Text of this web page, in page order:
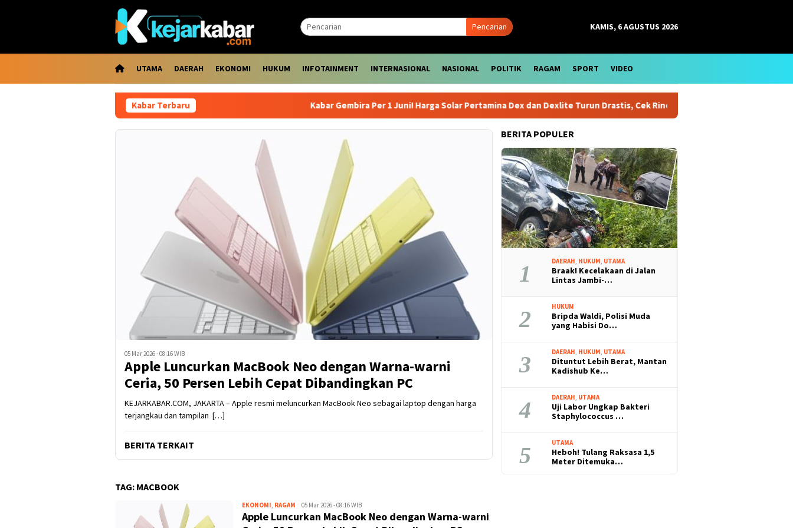
Pencarian KAMIS, 6 AGUSTUS 2026
UTAMA DAERAH EKONOMI HUKUM INFOTAINMENT INTERNASIONAL NASIONAL POLITIK RAGAM SPORT VIDEO
Kabar Terbaru Kabar Gembira Per 1 Juni! Harga Solar Pertamina Dex dan Dexlite Turun Drastis, Cek Rinciannya
05 Mar 2026 - 08:16 WIB
Apple Luncurkan MacBook Neo dengan Warna-warni
Ceria, 50 Persen Lebih Cepat Dibandingkan PC
KEJARKABAR.COM, JAKARTA – Apple resmi meluncurkan MacBook Neo sebagai laptop dengan harga
terjangkau dan tampilan […]
BERITA TERKAIT
TAG: MACBOOK
EKONOMI, RAGAM Kejar
Kabar
05 Mar 2026 - 08:16 WIB
Apple Luncurkan MacBook Neo dengan Warna-warni
BERITA POPULER
1 DAERAH HUKUM UTAMA
Braak! Kecelakaan di Jalan
Lintas Jambi-…
2 HUKUM
Bripda Waldi, Polisi Muda
yang Habisi Do…
3 DAERAH HUKUM UTAMA
Dituntut Lebih Berat, Mantan
Kadishub Ke…
4 DAERAH UTAMA
Uji Labor Ungkap Bakteri
Staphylococcus …
5 UTAMA
Heboh! Tulang Raksasa 1,5
Meter Ditemuka…